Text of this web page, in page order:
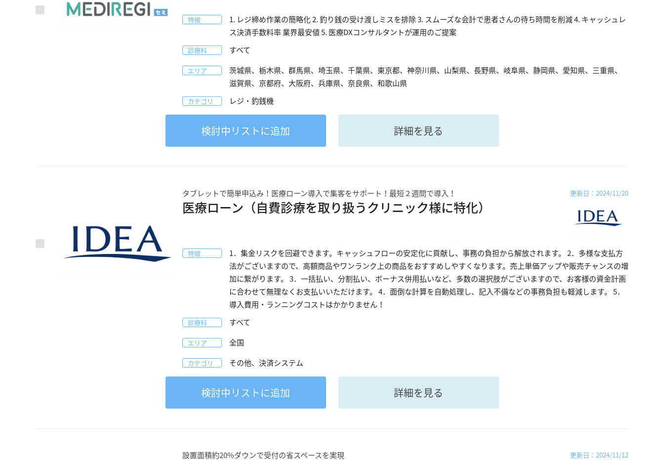
特徴
1. レジ締め作業の簡略化 2. 釣り銭の受け渡しミスを排除 3. スムーズな会計で患者さんの待ち時間を削減 4. キャッシュレ
ス決済手数料率 業界最安値 5. 医療DXコンサルタントが運用のご提案
診療科 すべて
エリア
茨城県、栃木県、群馬県、埼玉県、千葉県、東京都、神奈川県、山梨県、長野県、岐阜県、静岡県、愛知県、三重県、
滋賀県、京都府、大阪府、兵庫県、奈良県、和歌山県
カテゴリ レジ・釣銭機
検討中 リストに追加 詳細を見る
タブレットで簡単申込み！医療ローン導入で集客をサポート！最短２週間で導入！
医療ローン（自費診療を取り扱うクリニック様に特化）
更新日：2024/11/20
特徴
1．集金リスクを回避できます。キャッシュフローの安定化に貢献し、事務の負担から解放されます。 2．多様な支払方
法がございますので、高額商品やワンランク上の商品をおすすめしやすくなります。売上単価アップや販売チャンスの増
加に繋がります。 3．一括払い、分割払い、ボーナス併用払いなど、多数の選択肢がございますので、お客様の資金計画
に合わせて無理なくお支払いいただけます。 4．面倒な計算を自動処理し、記入不備などの事務負担も軽減します。 5．
導入費用・ランニングコストはかかりません！
診療科 すべて
エリア 全国
カテゴリ その他、決済システム
検討中 リストに追加 詳細を見る
設置面積約20%ダウンで受付の省スペースを実現 更新日：2024/11/12